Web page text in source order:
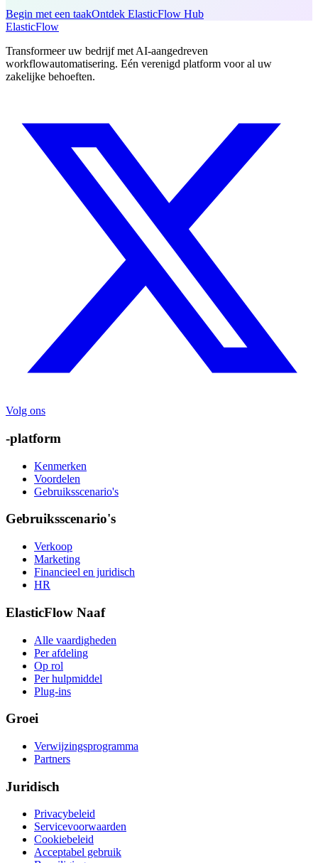
Begin met een taakOntdek ElasticFlow Hub
ElasticFlow
Transformeer uw bedrijf met AI-aangedreven
workflowautomatisering. Eén verenigd platform voor al uw
zakelijke behoeften.
Volg ons
-platform
Kenmerken
Voordelen
Gebruiksscenario's
Gebruiksscenario's
Verkoop
Marketing
Financieel en juridisch
HR
ElasticFlow Naaf
Alle vaardigheden
Per afdeling
Op rol
Per hulpmiddel
Plug-ins
Groei
Verwijzingsprogramma
Partners
Juridisch
Privacybeleid
Servicevoorwaarden
Cookiebeleid
Acceptabel gebruik